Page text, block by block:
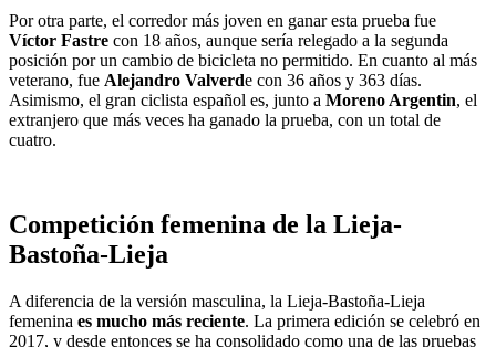
Por otra parte, el corredor más joven en ganar esta prueba fue
Víctor Fastre con 18 años, aunque sería relegado a la segunda
posición por un cambio de bicicleta no permitido. En cuanto al más
veterano, fue Alejandro Valverde con 36 años y 363 días.
Asimismo, el gran ciclista español es, junto a Moreno Argentin, el
extranjero que más veces ha ganado la prueba, con un total de
cuatro.
Competición femenina de la Lieja-
Bastoña-Lieja
A diferencia de la versión masculina, la Lieja-Bastoña-Lieja
femenina es mucho más reciente. La primera edición se celebró en
2017, y desde entonces se ha consolidado como una de las pruebas